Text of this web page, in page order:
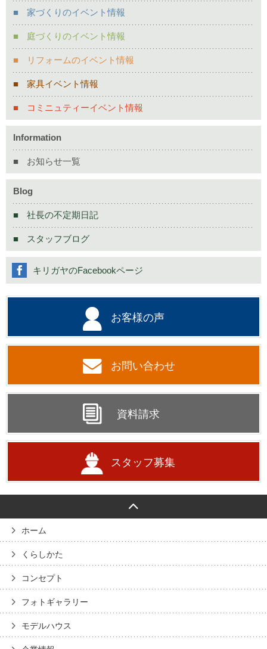
家づくりのイベント情報
庭づくりのイベント情報
リフォームのイベント情報
家具イベント情報
コミニュティーイベント情報
Information
お知らせ一覧
Blog
社長の不定期日記
スタッフブログ
お客様の声
お問い合わせ
資料請求
スタッフ募集
キリガヤのFacebookページ
ホーム
くらしかた
コンセプト
フォトギャラリー
モデルハウス